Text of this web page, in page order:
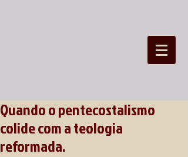
Quando o pentecostalismo
colide com a teologia
reformada.